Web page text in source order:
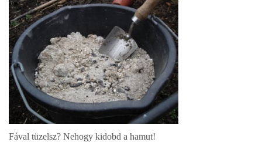
Fával tüzelsz? Nehogy kidobd a hamut!